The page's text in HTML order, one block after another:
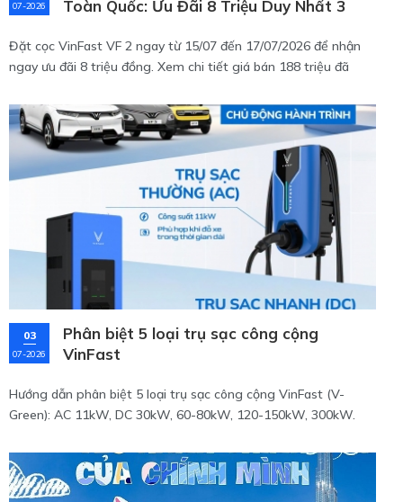
07-2026
Toàn Quốc: Ưu Đãi 8 Triệu Duy Nhất 3
Đặt cọc VinFast VF 2 ngay từ 15/07 đến 17/07/2026 để nhận
ngay ưu đãi 8 triệu đồng. Xem chi tiết giá bán 188 triệu đã
mẫu xe điện mini đô thị này tại đây!
03
07-2026
Phân biệt 5 loại trụ sạc công cộng
VinFast
Hướng dẫn phân biệt 5 loại trụ sạc công cộng VinFast (V-
Green): AC 11kW, DC 30kW, 60-80kW, 120-150kW, 300kW.